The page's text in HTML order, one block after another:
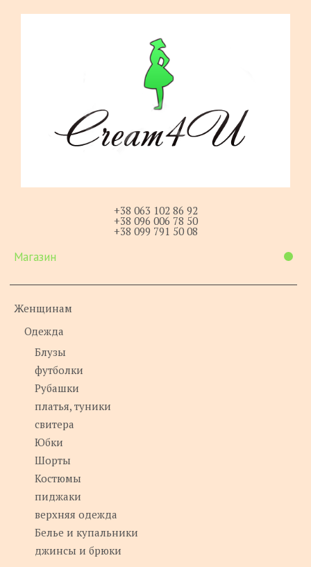
+38 063 102 86 92
+38 096 006 78 50
+38 099 791 50 08
Магазин
Женщинам
Одежда
Блузы
футболки
Рубашки
платья, туники
свитера
Юбки
Шорты
Костюмы
пиджаки
верхняя одежда
Белье и купальники
джинсы и брюки